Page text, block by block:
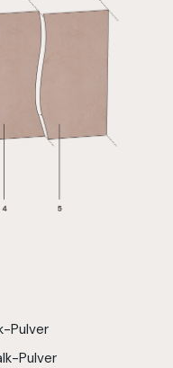
Pulver
Pulver